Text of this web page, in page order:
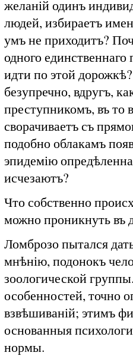
желаній одинъ
людей, избираетъ
умъ не приходитъ?
одного
идти по этой
безупречно, вдругъ,
преступникомъ, въ то
сворачиваетъ съ
подобно облакамъ
эпидемію
исчезаютъ?
Что собственно
можно проникнуть въ
Ломброзо пытался
мнѣнію, подонокъ
зоологической
особенностей, точно
взвѣшиваній; этимъ
основанныя
нормы.